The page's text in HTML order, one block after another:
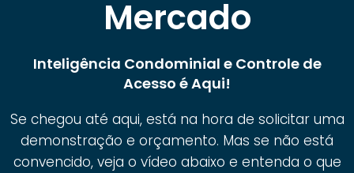
Mercado
Inteligência Condominial e Controle de
Acesso é Aqui!
Se chegou até aqui, está na hora de solicitar uma
demonstração e orçamento. Mas se não está
convencido, veja o vídeo abaixo e entenda o que